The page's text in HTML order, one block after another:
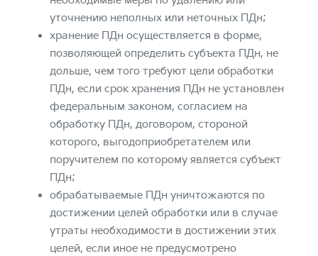
уточнению неполных или неточных ПДн;
хранение ПДн осуществляется в форме,
позволяющей определить субъекта ПДн, не
дольше, чем того требуют цели обработки
ПДн, если срок хранения ПДн не установлен
федеральным законом, согласием на
обработку ПДн, договором, стороной
которого, выгодоприобретателем или
поручителем по которому является субъект
ПДн;
обрабатываемые ПДн уничтожаются по
достижении целей обработки или в случае
утраты необходимости в достижении этих
целей, если иное не предусмотрено